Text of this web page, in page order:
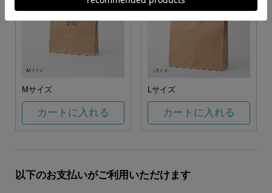
Mサイズ
カートに入れる
Lサイズ
カートに入れる
以下のお支払いがご利用いただけます